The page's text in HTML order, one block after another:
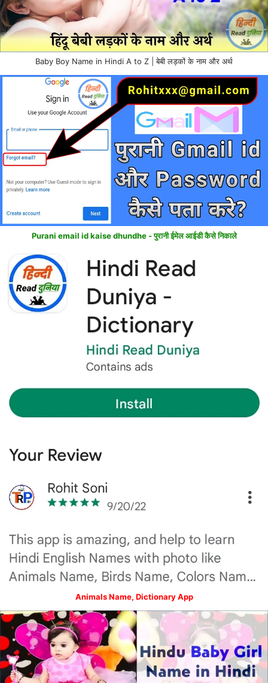
Baby Boy Name in Hindi A to Z | बेबी लड़कों के नाम और अर्थ
Purani email id kaise dhundhe - पुरानी ईमेल आईडी कैसे निकाले
Animals Name, Dictionary App